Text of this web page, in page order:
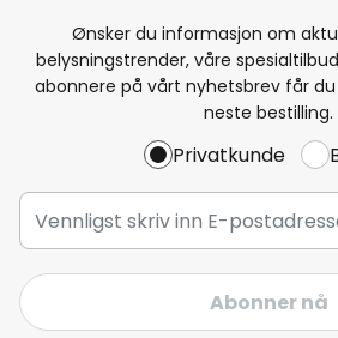
Ønsker du informasjon om
belysningstrender, våre
abonnere på vårt nyhetsbrev får du
neste bestilling.
Privatkunde
Abonner nå